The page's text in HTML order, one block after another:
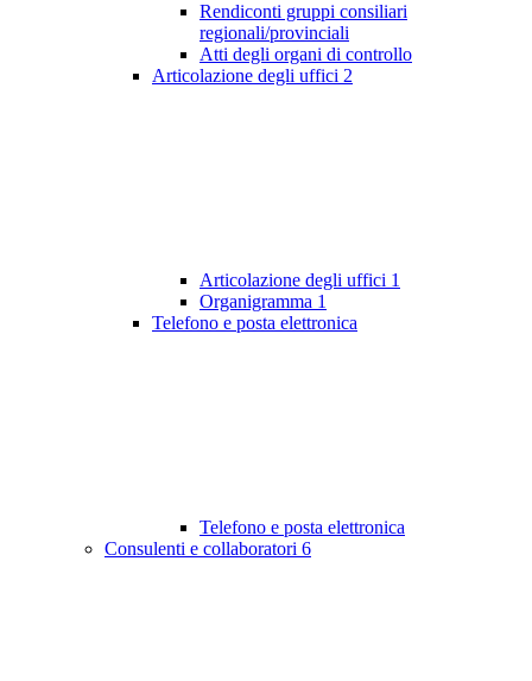
Rendiconti gruppi consiliari
regionali/provinciali
Atti degli organi di controllo
Articolazione degli uffici 2
Articolazione degli uffici 1
Organigramma 1
Telefono e posta elettronica
Telefono e posta elettronica
Consulenti e collaboratori 6